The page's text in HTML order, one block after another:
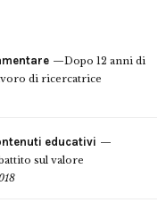
Dopo 12 anni di
di ricercatrice
educativi
sul valore